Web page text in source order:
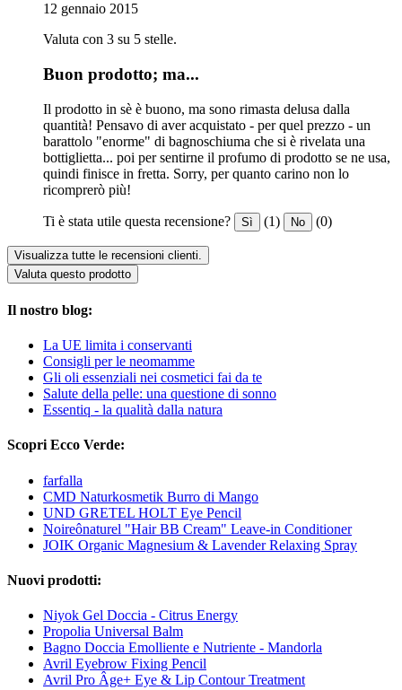
12 gennaio 2015
Valuta con 3 su 5 stelle.
Buon prodotto; ma...
Il prodotto in sè è buono, ma sono rimasta delusa dalla
quantità! Pensavo di aver acquistato - per quel prezzo - un
barattolo "enorme" di bagnoschiuma che si è rivelata una
bottiglietta... poi per sentirne il profumo di prodotto se ne usa,
quindi finisce in fretta. Sorry, per quanto carino non lo
ricomprerò più!
Ti è stata utile questa recensione? Sì (1) No (0)
Visualizza tutte le recensioni clienti.
Valuta questo prodotto
Il nostro blog:
La UE limita i conservanti
Consigli per le neomamme
Gli oli essenziali nei cosmetici fai da te
Salute della pelle: una questione di sonno
Essentiq - la qualità dalla natura
Scopri Ecco Verde:
farfalla
CMD Naturkosmetik Burro di Mango
UND GRETEL HOLT Eye Pencil
Noireônaturel "Hair BB Cream" Leave-in Conditioner
JOIK Organic Magnesium & Lavender Relaxing Spray
Nuovi prodotti:
Niyok Gel Doccia - Citrus Energy
Propolia Universal Balm
Bagno Doccia Emolliente e Nutriente - Mandorla
Avril Eyebrow Fixing Pencil
Avril Pro Âge+ Eye & Lip Contour Treatment